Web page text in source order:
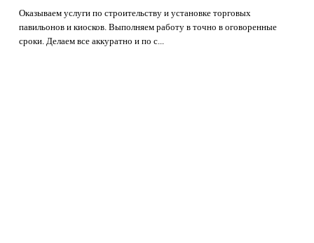
Оказываем услуги по строительству и установке торговых
павильонов и киосков. Выполняем работу в точно в оговоренные
сроки. Делаем все аккуратно и по с...